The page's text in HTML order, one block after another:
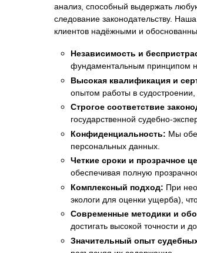
анализ, способный выдержать
следование законодательству.
клиентов надёжными и
Независимость и
фундаментальным принципом
Высокая квалификация и
опытом работы в
Строгое соответствие
государственной судебно-
Конфиденциальность: Мы
персональных данных.
Четкие сроки и прозрачное
обеспечивая полную
Комплексный подход: При
экологи для оценки ущерба),
Современные методики и
достигать высокой точности и
Значительный опыт